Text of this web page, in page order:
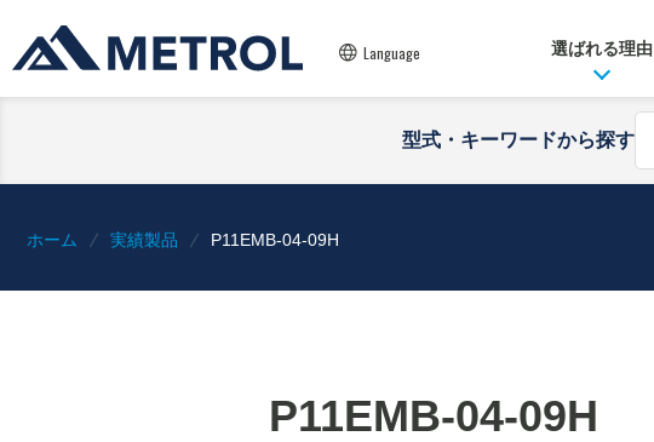
Language 選ばれる理由
型式・キーワードから探す
ホーム 実績製品 P11EMB-04-09H
P11EMB-04-09H